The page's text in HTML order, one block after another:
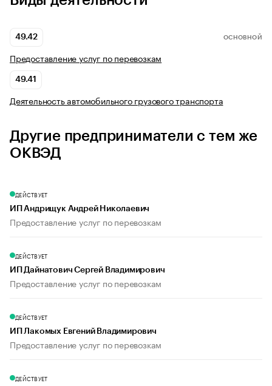
49.42 ОСНОВНОЙ
Предоставление услуг по перевозкам
49.41
Деятельность автомобильного грузового транспорта
Другие предприниматели с тем же
ОКВЭД
ДЕЙСТВУЕТ
ИП Андрищук Андрей Николаевич
Предоставление услуг по перевозкам
ДЕЙСТВУЕТ
ИП Дайнатович Сергей Владимирович
Предоставление услуг по перевозкам
ДЕЙСТВУЕТ
ИП Лакомых Евгений Владимирович
Предоставление услуг по перевозкам
ДЕЙСТВУЕТ